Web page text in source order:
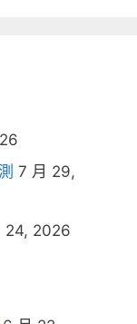
7 月 29,
24, 2026